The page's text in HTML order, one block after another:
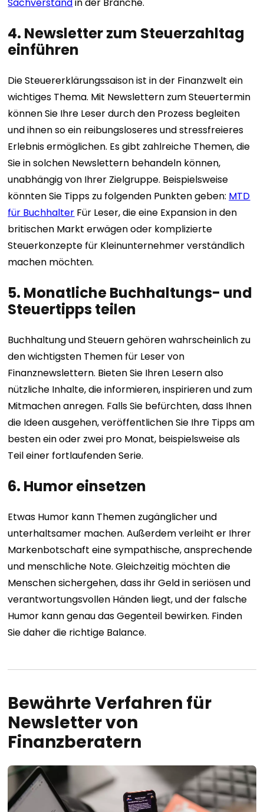
4. Newsletter zum Steuerzahltag
einführen
Die Steuererklärungssaison ist in der Finanzwelt ein
wichtiges Thema. Mit Newslettern zum Steuertermin
können Sie Ihre Leser durch den Prozess begleiten
und ihnen so ein reibungsloseres und stressfreieres
Erlebnis ermöglichen. Es gibt zahlreiche Themen, die
Sie in solchen Newslettern behandeln können,
unabhängig von Ihrer Zielgruppe. Beispielsweise
könnten Sie Tipps zu folgenden Punkten geben: MTD
für Buchhalter Für Leser, die eine Expansion in den
britischen Markt erwägen oder komplizierte
Steuerkonzepte für Kleinunternehmer verständlich
machen möchten.
5. Monatliche Buchhaltungs- und
Steuertipps teilen
Buchhaltung und Steuern gehören wahrscheinlich zu
den wichtigsten Themen für Leser von
Finanznewslettern. Bieten Sie Ihren Lesern also
nützliche Inhalte, die informieren, inspirieren und zum
Mitmachen anregen. Falls Sie befürchten, dass Ihnen
die Ideen ausgehen, veröffentlichen Sie Ihre Tipps am
besten ein oder zwei pro Monat, beispielsweise als
Teil einer fortlaufenden Serie.
6. Humor einsetzen
Etwas Humor kann Themen zugänglicher und
unterhaltsamer machen. Außerdem verleiht er Ihrer
Markenbotschaft eine sympathische, ansprechende
und menschliche Note. Gleichzeitig möchten die
Menschen sichergehen, dass ihr Geld in seriösen und
verantwortungsvollen Händen liegt, und der falsche
Humor kann genau das Gegenteil bewirken. Finden
Sie daher die richtige Balance.
Bewährte Verfahren für
Newsletter von
Finanzberatern